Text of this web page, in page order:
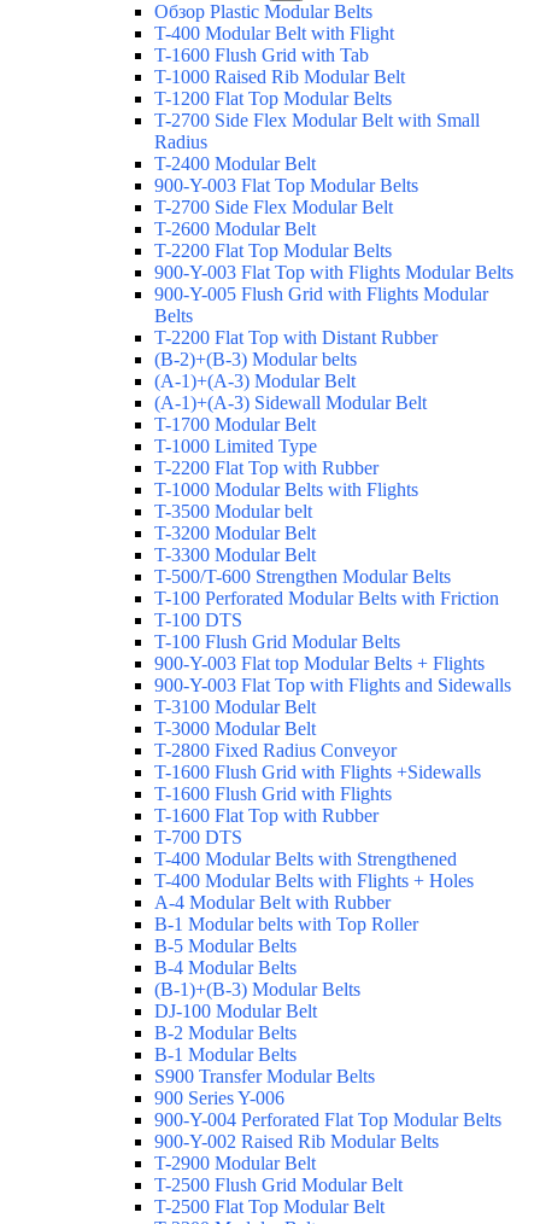
Обзор Plastic Modular Belts
T-400 Modular Belt with Flight
T-1600 Flush Grid with Tab
T-1000 Raised Rib Modular Belt
T-1200 Flat Top Modular Belts
T-2700 Side Flex Modular Belt with Small
Radius
T-2400 Modular Belt
900-Y-003 Flat Top Modular Belts
T-2700 Side Flex Modular Belt
T-2600 Modular Belt
T-2200 Flat Top Modular Belts
900-Y-003 Flat Top with Flights Modular Belts
900-Y-005 Flush Grid with Flights Modular
Belts
T-2200 Flat Top with Distant Rubber
(B-2)+(B-3) Modular belts
(A-1)+(A-3) Modular Belt
(A-1)+(A-3) Sidewall Modular Belt
T-1700 Modular Belt
T-1000 Limited Type
T-2200 Flat Top with Rubber
T-1000 Modular Belts with Flights
T-3500 Modular belt
T-3200 Modular Belt
T-3300 Modular Belt
T-500/T-600 Strengthen Modular Belts
T-100 Perforated Modular Belts with Friction
T-100 DTS
T-100 Flush Grid Modular Belts
900-Y-003 Flat top Modular Belts + Flights
900-Y-003 Flat Top with Flights and Sidewalls
T-3100 Modular Belt
T-3000 Modular Belt
T-2800 Fixed Radius Conveyor
T-1600 Flush Grid with Flights +Sidewalls
T-1600 Flush Grid with Flights
T-1600 Flat Top with Rubber
T-700 DTS
T-400 Modular Belts with Strengthened
T-400 Modular Belts with Flights + Holes
A-4 Modular Belt with Rubber
B-1 Modular belts with Top Roller
B-5 Modular Belts
B-4 Modular Belts
(B-1)+(B-3) Modular Belts
DJ-100 Modular Belt
B-2 Modular Belts
B-1 Modular Belts
S900 Transfer Modular Belts
900 Series Y-006
900-Y-004 Perforated Flat Top Modular Belts
900-Y-002 Raised Rib Modular Belts
T-2900 Modular Belt
T-2500 Flush Grid Modular Belt
T-2500 Flat Top Modular Belt